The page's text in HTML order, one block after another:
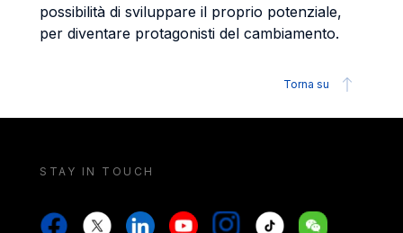
possibilità di sviluppare il proprio potenziale,
per diventare protagonisti del cambiamento.
Torna su
STAY IN TOUCH
Stay in touch
Stay in touch
Facebook
X LinkedinYoutubeInstagram
Tiktok Weechat